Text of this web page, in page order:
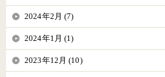
2024年2月 (7)
2024年1月 (1)
2023年12月 (10)